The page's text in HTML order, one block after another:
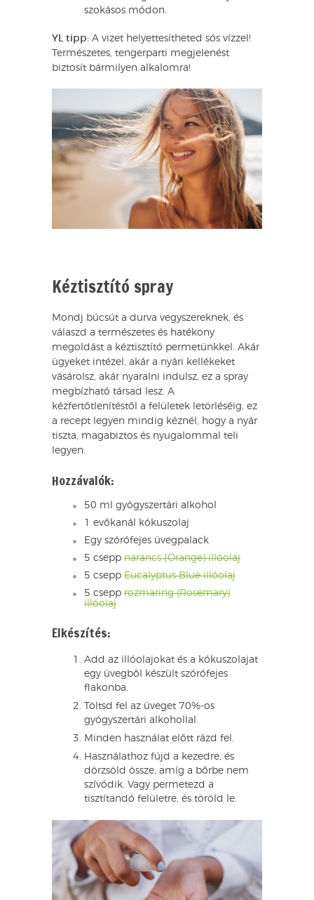
szokásos módon.
YL tipp: A vizet helyettesítheted sós vízzel!
Természetes, tengerparti megjelenést
biztosít bármilyen alkalomra!
Kéztisztító spray
Mondj búcsút a durva vegyszereknek, és
válaszd a természetes és hatékony
megoldást a kéztisztító permetünkkel. Akár
ügyeket intézel, akár a nyári kellékeket
vásárolsz, akár nyaralni indulsz, ez a spray
megbízható társad lesz. A
kézfertőtlenítéstől a felületek letörléséig, ez
a recept legyen mindig kéznél, hogy a nyár
tiszta, magabiztos és nyugalommal teli
legyen.
Hozzávalók:
50 ml gyógyszertári alkohol
1 evőkanál kókuszolaj
Egy szórófejes üvegpalack
5 csepp narancs (Orange) illóolaj
5 csepp Eucalyptus Blue illóolaj
5 csepp rozmaring (Rosemary)
illóolaj
Elkészítés:
Add az illóolajokat és a kókuszolajat
egy üvegből készült szórófejes
flakonba.
Töltsd fel az üveget 70%-os
gyógyszertári alkohollal.
Minden használat előtt rázd fel.
Használathoz fújd a kezedre, és
dörzsöld össze, amíg a bőrbe nem
szívódik. Vagy permetezd a
tisztítandó felületre, és töröld le.